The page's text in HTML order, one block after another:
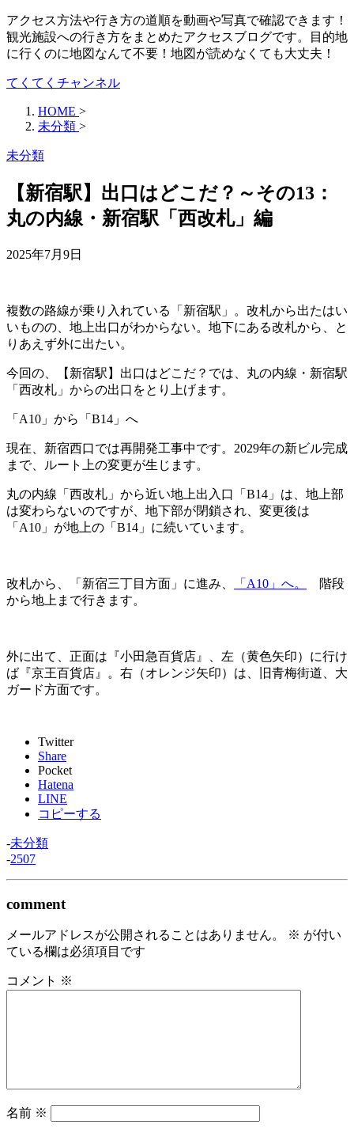
アクセス方法や行き方の道順を動画や写真で確認できます！
観光施設への行き方をまとめたアクセスブログです。目的地
に行くのに地図なんて不要！地図が読めなくても大丈夫！
てくてくチャンネル
HOME >
未分類 >
未分類
【新宿駅】出口はどこだ？～その13：
丸の内線・新宿駅「西改札」編
2025年7月9日
複数の路線が乗り入れている「新宿駅」。改札から出たはい
いものの、地上出口がわからない。地下にある改札から、と
りあえず外に出たい。
今回の、【新宿駅】出口はどこだ？では、丸の内線・新宿駅
「西改札」からの出口をとり上げます。
「A10」から「B14」へ
現在、新宿西口では再開発工事中です。2029年の新ビル完成
まで、ルート上の変更が生じます。
丸の内線「西改札」から近い地上出入口「B14」は、地上部
は変わらないのですが、地下部が閉鎖され、変更後は
「A10」が地上の「B14」に続いています。
改札から、「新宿三丁目方面」に進み、 「A10」へ。
階段
から地上まで行きます。
外に出て、正面は『小田急百貨店』、左（黄色矢印）に行け
ば『京王百貨店』。右（オレンジ矢印）は、旧青梅街道、大
ガード方面です。
Twitter
Share
Pocket
Hatena
LINE
コピーする
-未分類
-2507
comment
メールアドレスが公開されることはありません。 ※ が付い
ている欄は必須項目です
コメント ※
名前 ※